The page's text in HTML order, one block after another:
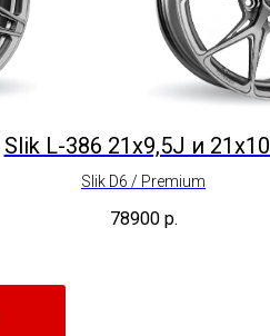
Slik L-386 21x9,5J и
Slik D6 / Premium
78900 р.